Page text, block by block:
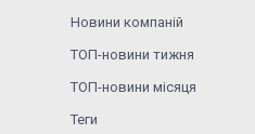
Новини компаній
ТОП-новини тижня
ТОП-новини місяця
Теги